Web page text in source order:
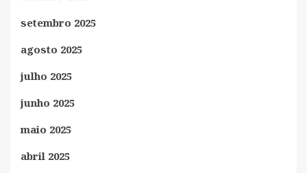
setembro 2025
agosto 2025
julho 2025
junho 2025
maio 2025
abril 2025